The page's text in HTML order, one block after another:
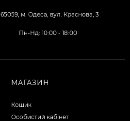
65059, м. Одеса, вул. Краснова, 3
Пн-Нд: 10:00 - 18:00
МАГАЗИН
Кошик
Особистий кабінет